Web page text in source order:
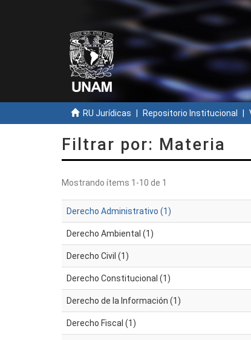
RU Jurídicas Repositorio Institucional
Filtrar por: Materia
Mostrando ítems 1-10 de 1
Derecho Administrativo (1)
Derecho Ambiental (1)
Derecho Civil (1)
Derecho Constitucional (1)
Derecho de la Información (1)
Derecho Fiscal (1)